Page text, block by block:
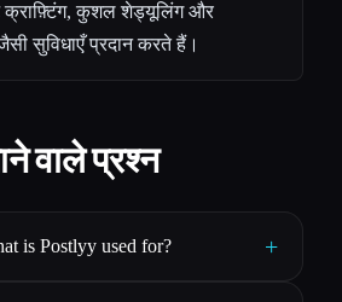
कुशल शेड्यूलिंग और
सुविधाएँ प्रदान करते हैं।
वाले प्रश्न
is Postlyy used for? +